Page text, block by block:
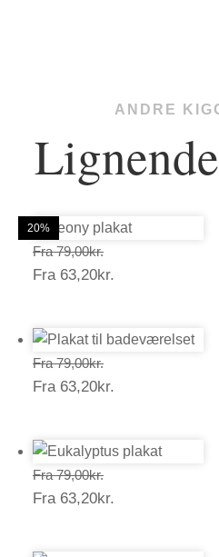
ANDRE
20%
Fra 79,00kr.Prisinterval:
79,00kr.
Fra 63,20kr.
20%
Fra 79,00kr.Prisinterval:
79,00kr.
Fra 63,20kr.
20%
Fra 79,00kr.Prisinterval:
79,00kr.
Fra 63,20kr.
20%
20%
20%